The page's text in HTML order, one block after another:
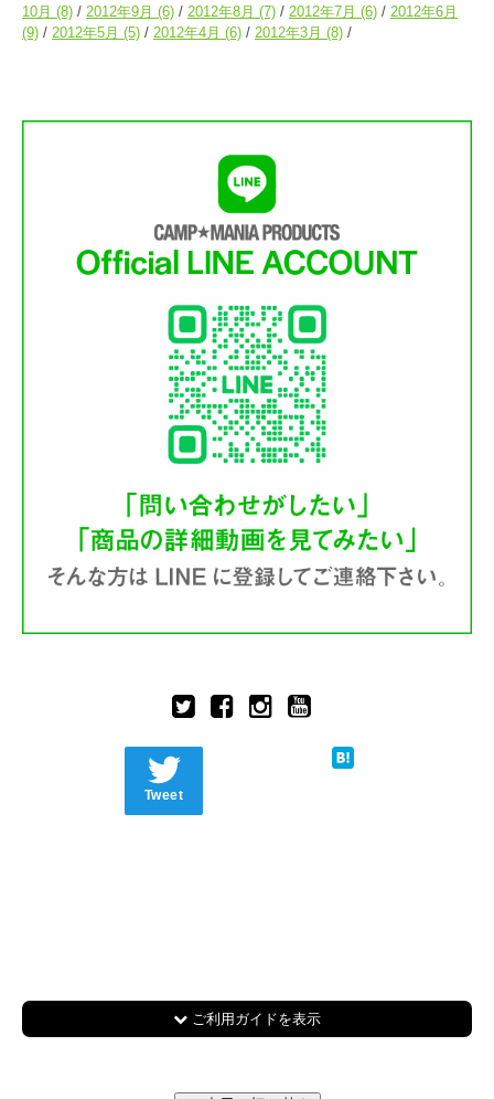
10月 (8) 2012年9月 (6) 2012年8月 (7) 2012年7月 (6)
2012年6月
(9)
2012年5月 (5) 2012年4月 (6) 2012年3月 (8)
Tweet
ご利用ガイドを表示